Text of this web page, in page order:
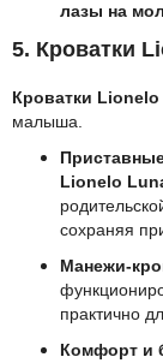
лазы на
5. Кроватки
Кроватки Lionelo
малыша.
Lionelo
сохраняя
Манежи-
практично
Комфорт и